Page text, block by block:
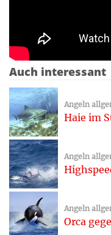
Auch interessant
Angeln
Haie im
Angeln
Angeln
Orca